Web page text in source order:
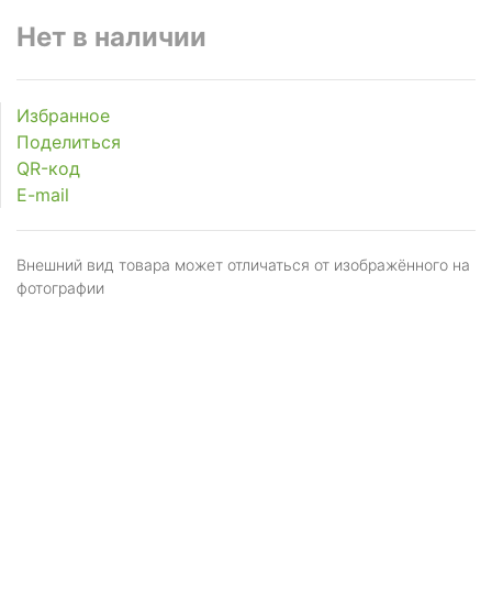
Нет в наличии
Избранное
Поделиться
QR-код
E-mail
Внешний вид товара может отличаться от изображённого на
фотографии